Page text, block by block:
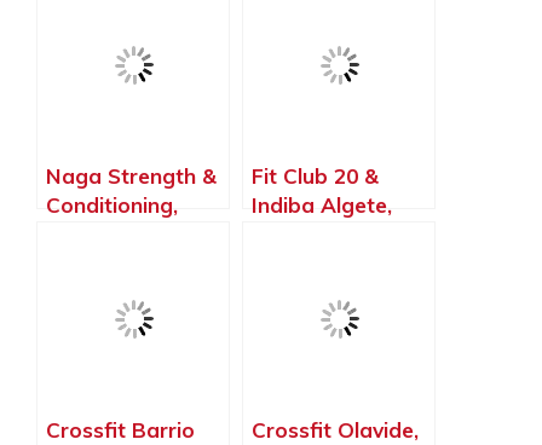
Naga Strength &
Conditioning,
Fit Club 20 &
Indiba Algete,
Crossfit Barrio
Crossfit Olavide,